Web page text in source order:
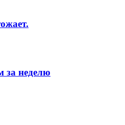
за неделю